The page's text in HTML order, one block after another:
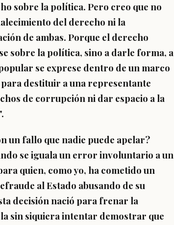
sobre la política. Pero creo que no
del derecho ni la
de ambas. Porque el derecho
sobre la política, sino a darle forma, a
se exprese dentro de un marco
para destituir a una representante
de corrupción ni dar espacio a la
un fallo que nadie puede apelar?
se iguala un error involuntario a un
quien, como yo, ha cometido un
al Estado abusando de su
decisión nació para frenar la
sin siquiera intentar demostrar que